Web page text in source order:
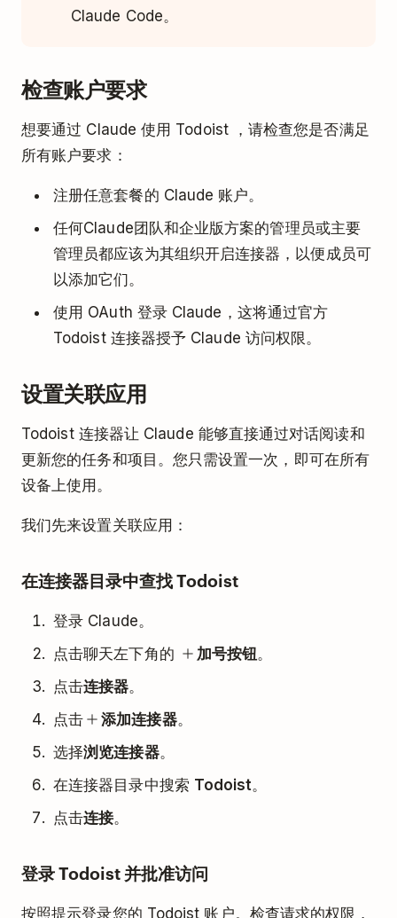
Claude Code。
检查账户要求
想要通过 Claude 使用 Todoist ，请检查您是否满足
所有账户要求：
注册任意套餐的 Claude 账户。
任何Claude团队和企业版方案的管理员或主要
管理员都应该为其组织开启连接器，以便成员可
以添加它们。
使用 OAuth 登录 Claude，这将通过官方
Todoist 连接器授予 Claude 访问权限。
设置关联应用
Todoist 连接器让 Claude 能够直接通过对话阅读和
更新您的任务和项目。您只需设置一次，即可在所有
设备上使用。
我们先来设置关联应用：
在连接器目录中查找 Todoist
登录 Claude。
点击聊天左下角的
加号按钮。
点击连接器。
点击
添加连接器。
选择浏览连接器。
在连接器目录中搜索 Todoist。
点击连接。
登录 Todoist 并批准访问
按照提示登录您的 Todoist 账户。检查请求的权限，